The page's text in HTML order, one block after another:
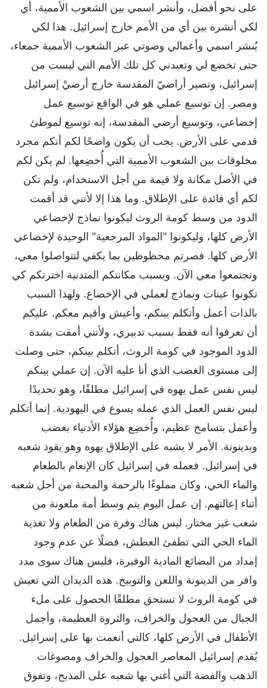
على نحو أفضل، وأنشر اسمي بين الشعوب الأممية، أي
لكي أنشره بين أي من الأمم خارج إسرائيل. هذا لكي
يُنشر اسمي وأعمالي وصوتي عبر الشعوب الأممية جمعاء،
حتى تخضع لي وتعبدني كل تلك الأمم التي ليست من
إسرائيل، وتصير أراضيّ المقدسة خارج أرضيْ إسرائيل
ومصر. إن توسيع عملي هو في الواقع توسيع عمل
إخضاعي، وتوسيع أرضي المقدسة، إنه توسيع لموطئ
قدمي على الأرض. يجب أن يكون واضحًا لكم أنكم مجرد
مخلوقات بين الشعوب الأممية التي أُخضِعها. لم يكن لكم
في الأصل مكانة ولا قيمة من أجل الاستخدام، ولم تكن
لكم أي فائدة على الإطلاق. وما هذا إلا لأنني قد أقمت
الدود من وسط كومة الروث ليكونوا نماذج لإخضاعي
الأرض كلها، وليكونوا "المواد المرجعية" الوحيدة لإخضاعي
الأرض كلها. فصرتم محظوظين بما يكفي لتتواصلوا معي،
وتجتمعوا معي الآن. وبسبب مكانتكم المتدنية اخترتكم كي
تكونوا عينات ونماذج لعملي في الإخضاع. ولهذا السبب
بالذات أعمل وأتكلم بينكم، وأعيش وأقيم معكم. عليكم
أن تعرفوا أنه فقط بسبب تدبيري، ولأنني أمقت بشدة
الدود الموجود في كومة الروث، أتكلم بينكم، حتى وصلت
إلى مستوى الغضب الذي أنا عليه الآن. إن عملي بينكم
ليس نفس عمل يهوه في إسرائيل مطلقًا، وهو تحديدًا
ليس نفس العمل الذي عمله يسوع في اليهودية. إنما أتكلم
وأعمل بتسامح عظيم، وأُخضِع هؤلاء الأدنياء بغضب
وبدينونة. الأمر لا يشبه على الإطلاق يهوه وهو يقود شعبه
في إسرائيل. فعمله في إسرائيل كان الإنعام بالطعام
والماء الحي، وكان مملوءًا بالرحمة والمحبة من أجل شعبه
أثناء إعالتهم. إن عمل اليوم يتم وسط أمة ملعونة من
شعب غير مختار. ليس هناك وفرة من الطعام ولا تغذية
الماء الحي التي تطفئ العطش، فضلًا عن عدم وجود
إمداد من البضائع المادية الوفيرة، فليس هناك سوى مدد
وافر من الدينونة واللعن والتوبيخ. هذه الديدان التي تعيش
في كومة الروث لا تستحق مطلقًا الحصول على ملء
الجبال من العجول والخراف، والثروة العظيمة، وأجمل
الأطفال في الأرض كلها، كالتي أنعمت بها على إسرائيل.
يُقدم إسرائيل المعاصر العجول والخراف ومصوغات
الذهب والفضة التي أغني بها شعبه على المذبح، وتفوق